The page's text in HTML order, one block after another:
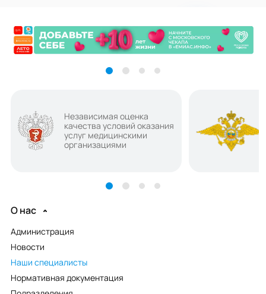
Независимая оценка
качества условий оказания
услуг медицинскими
организациями
О нас
Администрация
Новости
Наши специалисты
Нормативная документация